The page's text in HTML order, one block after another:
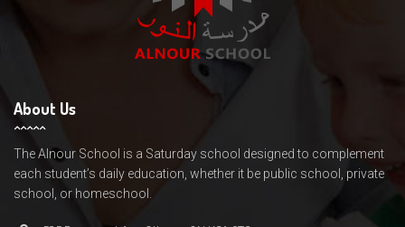
About Us
The Alnour School is a Saturday school designed to complement
each student’s daily education, whether it be public school, private
school, or homeschool.